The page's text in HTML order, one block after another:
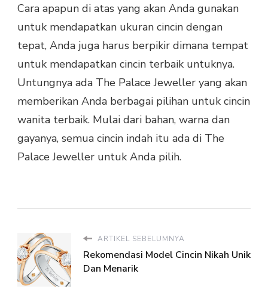
Cara apapun di atas yang akan Anda gunakan
untuk mendapatkan ukuran cincin dengan
tepat, Anda juga harus berpikir dimana tempat
untuk mendapatkan cincin terbaik untuknya.
Untungnya ada The Palace Jeweller yang akan
memberikan Anda berbagai pilihan untuk cincin
wanita terbaik. Mulai dari bahan, warna dan
gayanya, semua cincin indah itu ada di The
Palace Jeweller untuk Anda pilih.
ARTIKEL SEBELUMNYA
Rekomendasi Model Cincin Nikah Unik
Dan Menarik